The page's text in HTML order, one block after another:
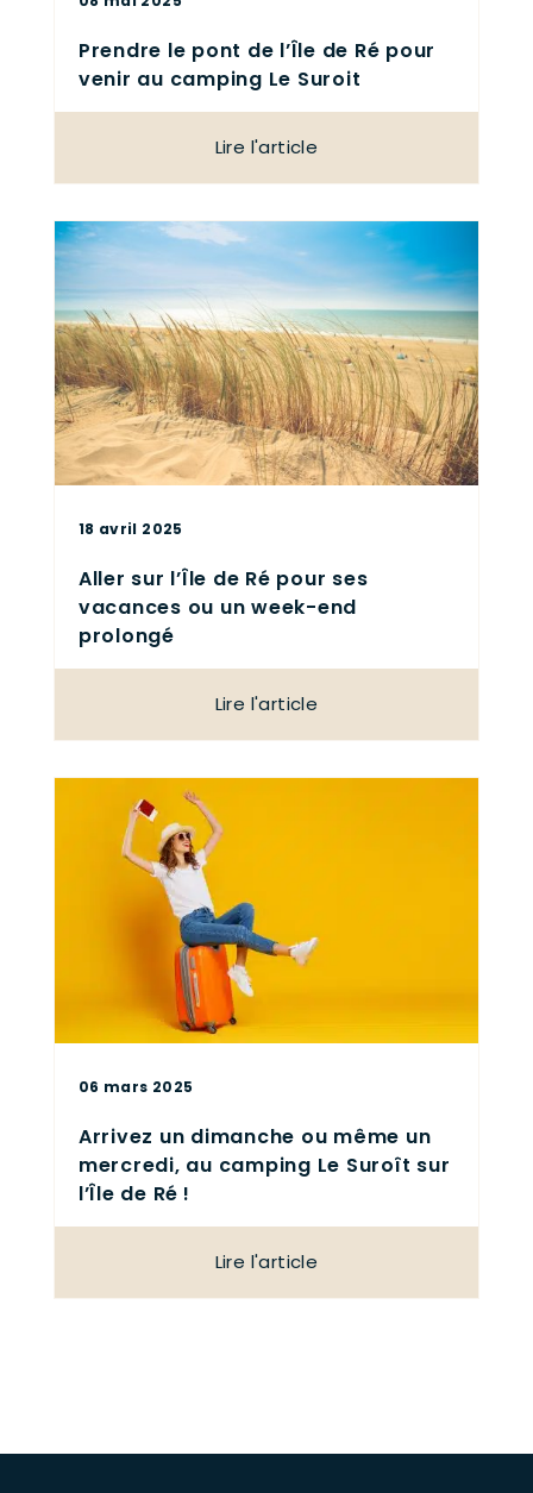
Prendre le pont de l’Île de Ré pour
venir au camping Le Suroit
Lire l'article
18 avril 2025
Aller sur l’Île de Ré pour ses
vacances ou un week-end
prolongé
Lire l'article
06 mars 2025
Arrivez un dimanche ou même un
mercredi, au camping Le Suroît sur
l’Île de Ré !
Lire l'article